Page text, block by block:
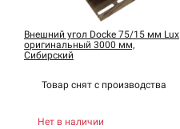
Внешний угол Docke 75/15 мм Lux
оригинальный 3000 мм,
Сибирский
Товар снят с производства
Нет в наличии